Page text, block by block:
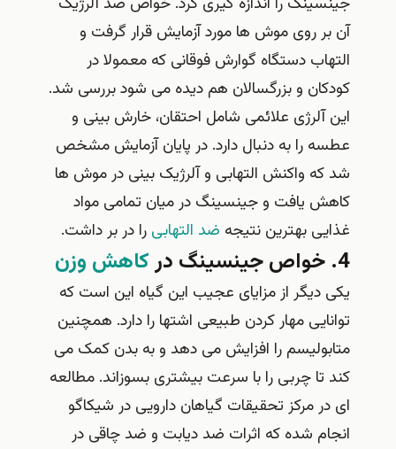
آن بر روی موش ها مورد آزمایش قرار گرفت و
التهاب دستگاه گوارش فوقانی که معمولا در
کودکان و بزرگسالان هم دیده می شود بررسی شد.
این آلرژی علائمی شامل احتقان، خارش بینی و
عطسه را به دنبال دارد. در پایان آزمایش مشخص
شد که واکنش التهابی و آلرژیک بینی در موش ها
کاهش یافت و جینسینگ در میان تمامی مواد
غذایی بهترین نتیجه ضد التهابی را در بر داشت.
4. خواص جینسینگ در کاهش وزن
یکی دیگر از مزایای عجیب این گیاه این است که
توانایی مهار کردن طبیعی اشتها را دارد. همچنین
متابولیسم را افزایش می دهد و به بدن کمک می
کند تا چربی را با سرعت بیشتری بسوزاند. مطالعه
ای در مرکز تحقیقات گیاهان دارویی در شیکاگو
انجام شده که اثرات ضد دیابت و ضد چاقی در